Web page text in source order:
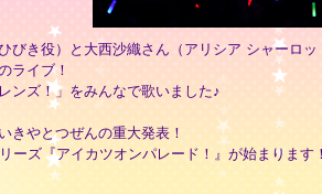
びき役）と大西沙織さん（アリシア シャーロ
ライブ！
ンズ！」をみんなで歌いました♪
きやとつぜんの重大発表！
ーズ『アイカツオンパレード！』が始まります